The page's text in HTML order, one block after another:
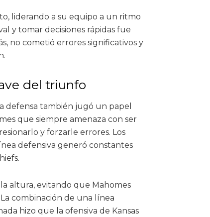
liderando a su equipo a un ritmo
y tomar decisiones rápidas fue
no cometió errores significativos y
del triunfo
defensa también jugó un papel
que siempre amenaza con ser
y forzarle errores. Los
defensiva generó constantes
altura, evitando que Mahomes
combinación de una línea
hizo que la ofensiva de Kansas